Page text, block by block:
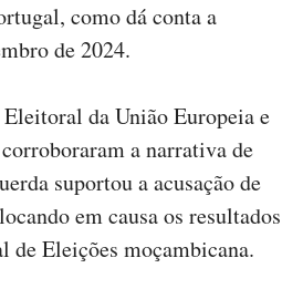
como dá conta a
de 2024.
da União Europeia e
a narrativa de
suportou a acusação de
em causa os resultados
de Eleições moçambicana.